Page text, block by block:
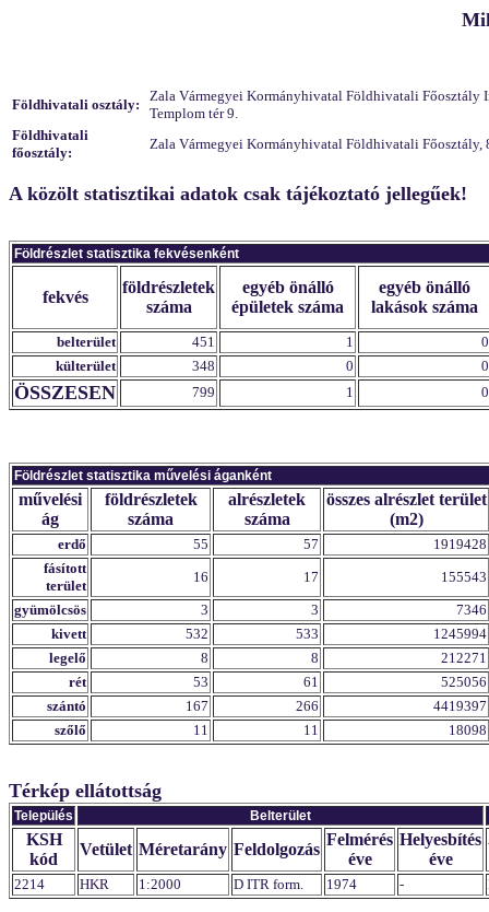
Földhivatali osztály:
Zala Vármegyei Kormányhivatal Földhivatali Főosztály
Templom tér 9.
Földhivatali
főosztály:
Zala Vármegyei Kormányhivatal Földhivatali Főosztály,
A közölt statisztikai adatok csak tájékoztató jellegűek!
Földrészlet statisztika fekvésenként
fekvés
földrészletek
száma
egyéb önálló
épületek száma
egyéb önálló
lakások száma
belterület 451 1
0
külterület
348 0 0
ÖSSZESEN 799 1 0
Földrészlet statisztika művelési áganként
művelési
ág
földrészletek
száma
alrészletek
száma
összes alrészlet terület
(m2)
erdő 55 57
1919428
fásított
terület
16 17
155543
gyümölcsös
3 3
7346
kivett
532 533
1245994
legelő
8 8
212271
rét
53 61
525056
szántó
167 266
4419397
szőlő
11 11 18098
Térkép ellátottság
Település Belterület
KSH
kód
Vetület Méretarány Feldolgozás
Felmérés
éve
Helyesbítés
éve
2214 HKR 1:2000 D ITR form. 1974 -